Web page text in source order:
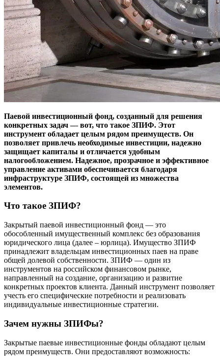
Паевой инвестиционный фонд, созданный для решения
конкретных задач — вот, что такое ЗПИФ. Этот
инструмент обладает целым рядом преимуществ. Он
позволяет привлечь необходимые инвестиции, надежно
защищает капиталы и отличается удобным
налогообложением. Надежное, прозрачное и эффективное
управление активами обеспечивается благодаря
инфраструктуре ЗПИФ, состоящей из множества
элементов.
Что такое ЗПИФ?
Закрытый паевой инвестиционный фонд — это
обособленный имущественный комплекс без образования
юридического лица (далее – юрлица). Имущество ЗПИФ
принадлежит владельцам инвестиционных паев на праве
общей долевой собственности. ЗПИФ — один из
инструментов на российском финансовом рынке,
направленный на создание, организацию и развитие
конкретных проектов клиента. Данный инструмент позволяет
учесть его специфические потребности и реализовать
индивидуальные инвестиционные стратегии.
Зачем нужны ЗПИФы?
Закрытые паевые инвестиционные фонды обладают целым
рядом преимуществ. Они предоставляют возможность: